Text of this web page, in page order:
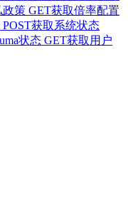
政策 GET获取倍率配置
POST获取系统状态
状态 GET获取用户